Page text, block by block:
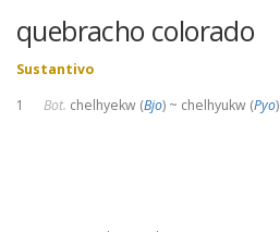
quebracho colorado
Sustantivo
1 Bot. chelhyekw (Bjo) ~ chelhyukw (Pyo)